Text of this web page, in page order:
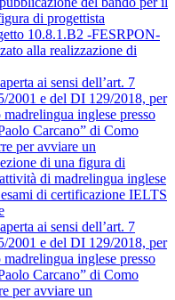
di progettista
10.8.1.B2 -FESRPON-
alla realizzazione di
ai sensi dell’art. 7
2001 e del DI 129/2018, per
inglese presso
Carcano” di Como
per avviare un
di una figura di
di madrelingua inglese
di certificazione IELTS
ai sensi dell’art. 7
2001 e del DI 129/2018, per
inglese presso
Carcano” di Como
per avviare un